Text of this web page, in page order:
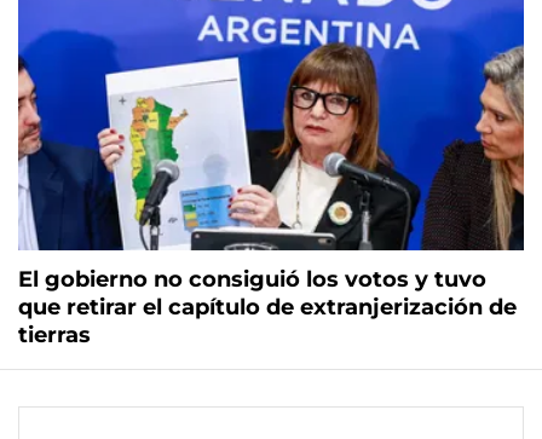
El gobierno no consiguió los votos y tuvo
que retirar el capítulo de extranjerización de
tierras